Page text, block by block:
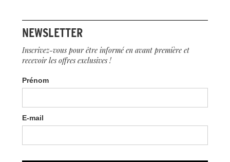
NEWSLETTER
Inscrivez-vous pour être informé en avant première et
recevoir les offres exclusives !
Prénom
E-mail